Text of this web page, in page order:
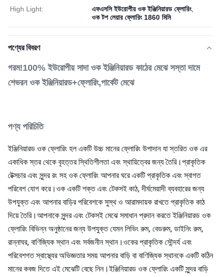
High Light: এফএসসি ইউরোপীয় ওক ইঞ্জিনিয়ারড ফ্লোরিং,
ওক টপ লেয়ার ফ্লোরিং 1860 মিমি
পণ্যের বিবরণ
গরম!100% ইউরোপীয় সাদা ওক ইঞ্জিনিয়ারড কাঠের মেঝে সস্তা দামে
শেভরন ওক ইঞ্জিনিয়ারড+ফ্লোরিং,পার্কেট মেঝে
পণ্য পরিচিতি
ইঞ্জিনিয়ারড ওক ফ্লোরিং হল একটি উচ্চ মানের ফ্লোরিং উপাদান যা স্তরিত ওক এর
একাধিক স্তর থেকে বৃহত্তর স্থিতিশীলতা এবং স্থায়িত্বের জন্য তৈরি।প্রাকৃতিক
টেক্সচার এবং সুন্দর রং সহ ওক ফ্লোরিং আপনার ঘরে একটি প্রাকৃতিক এবং স্বাগত
পরিবেশ যোগ করে।ওক একটি শক্ত এবং টেকসই কাঠ, দীর্ঘমেয়াদী ব্যবহারের জন্য
উপযুক্ত এবং আপনার বাড়ির পরিবেশকে সুস্থ ও আরামদায়ক রাখতে প্রাকৃতিক কাঠ
দিয়ে তৈরি।আপনাকে সুন্দর এবং টেকসই মেঝে সমাধান প্রদান করতে ইঞ্জিনিয়ারড ওক
ফ্লোরিং বিভিন্ন অনুষ্ঠানের জন্য উপযুক্ত যেমন লিভিং রুম, বেডরুম, ডাইনিং রুম,
রান্নাঘর, বাণিজ্যিক স্থান এবং সর্বজনীন স্থান।ওকের প্রাকৃতিক সৌন্দর্য এবং
পরিবেশগত স্বাস্থ্যের অভিজ্ঞতার সময় আপনার বাড়ি বা বাণিজ্যিক স্থানকে একটি কঠিন
মানের কবজ দিতে এই মেঝেটি বেছে নিন।ইঞ্জিনিয়ারড ওক ফ্লোরিং একটি সুন্দর বাড়ি